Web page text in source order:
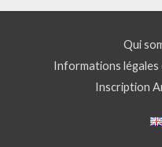
Qui
Informations
Inscription